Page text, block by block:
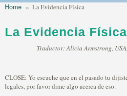
Home » La Evidencia Física
La Evidencia Física
Traductor: Alicia Armstrong,
CLOSE: Yo escuche que en el pasado tu
legales, por favor dime algo acerca de eso.